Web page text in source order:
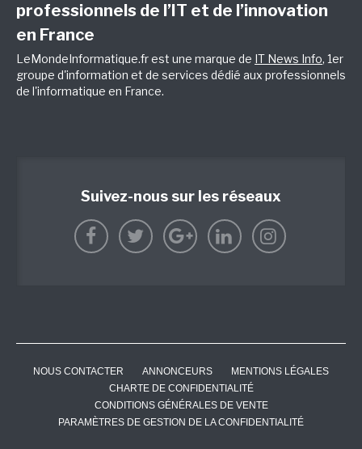
professionnels de l’IT et de l’innovation
en France
LeMondeInformatique.fr est une marque de IT News Info, 1er
groupe d'information et de services dédié aux professionnels
de l'informatique en France.
Suivez-nous sur les réseaux
NOUS CONTACTER ANNONCEURS
MENTIONS LÉGALES
CHARTE DE CONFIDENTIALITÉ
CONDITIONS GÉNÉRALES DE VENTE
PARAMÈTRES DE GESTION DE LA CONFIDENTIALITÉ